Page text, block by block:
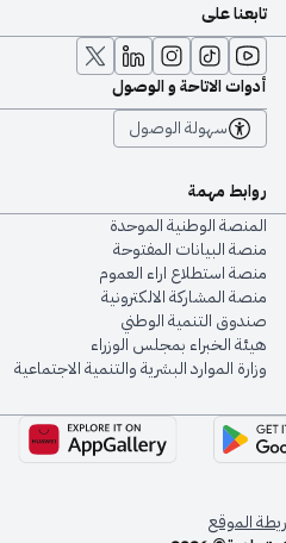
روابط مهمة
المنصة الوطنية الموحدة
منصة البيانات المفتوحة
منصة استطلاع اراء العموم
منصة المشاركة الالكترونية
صندوق التنمية الوطني
هيئة الخبراء بمجلس الوزراء
وزارة الموارد البشرية والتنمية الاجتماعية
تابعنا على
أدوات الاتاحة و الوصول
سهولة الوصول
الموقع